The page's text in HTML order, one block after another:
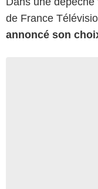
de France
annoncé son